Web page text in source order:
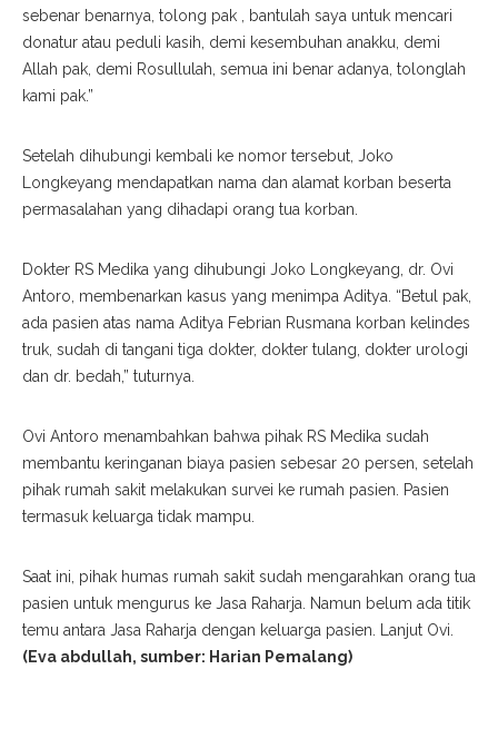
sebenar benarnya, tolong pak , bantulah saya untuk mencari
donatur atau peduli kasih, demi kesembuhan anakku, demi
Allah pak, demi Rosullulah, semua ini benar adanya, tolonglah
kami pak.”
Setelah dihubungi kembali ke nomor tersebut, Joko
Longkeyang mendapatkan nama dan alamat korban beserta
permasalahan yang dihadapi orang tua korban.
Dokter RS Medika yang dihubungi Joko Longkeyang, dr. Ovi
Antoro, membenarkan kasus yang menimpa Aditya. “Betul pak,
ada pasien atas nama Aditya Febrian Rusmana korban kelindes
truk, sudah di tangani tiga dokter, dokter tulang, dokter urologi
dan dr. bedah,” tuturnya.
Ovi Antoro menambahkan bahwa pihak RS Medika sudah
membantu keringanan biaya pasien sebesar 20 persen, setelah
pihak rumah sakit melakukan survei ke rumah pasien. Pasien
termasuk keluarga tidak mampu.
Saat ini, pihak humas rumah sakit sudah mengarahkan orang tua
pasien untuk mengurus ke Jasa Raharja. Namun belum ada titik
temu antara Jasa Raharja dengan keluarga pasien. Lanjut Ovi.
(Eva abdullah, sumber: Harian Pemalang)